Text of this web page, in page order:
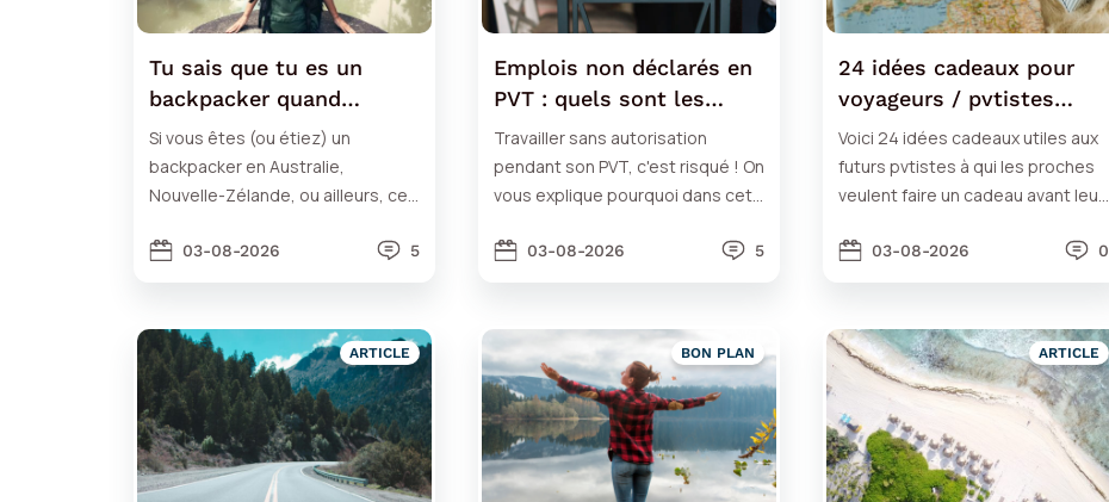
Tu sais que tu es un
backpacker quand…
Si vous êtes (ou étiez) un
backpacker en Australie,
Nouvelle-Zélande, ou ailleurs, ces
devraient vous parler !
03-08-2026 5
Emplois non déclarés en
PVT : quels sont les
risques ?
Travailler sans autorisation
pendant son PVT, c'est risqué ! On
vous explique pourquoi dans cet
03-08-2026 5
24 idées cadeaux pour
voyageurs / pvtistes
(Noël, fête de départ…)
Voici 24 idées cadeaux utiles aux
futurs pvtistes à qui les proches
veulent faire un cadeau avant leur
03-08-2026 0
ARTICLE BON PLAN ARTICLE